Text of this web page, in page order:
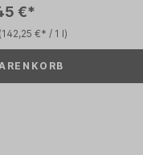
€*
(142,25 €* / 1 l)